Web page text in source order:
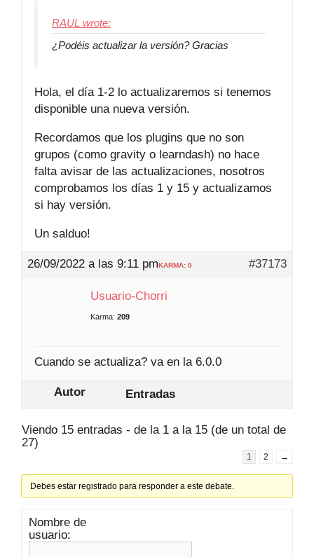
RAUL wrote:
¿Podéis actualizar la versión? Gracias
Hola, el día 1-2 lo actualizaremos si tenemos
disponible una nueva versión.
Recordamos que los plugins que no son
grupos (como gravity o learndash) no hace
falta avisar de las actualizaciones, nosotros
comprobamos los días 1 y 15 y actualizamos
si hay versión.
Un salduo!
26/09/2022 a las 9:11 pm #37173
KARMA: 0
Usuario-Chorri
Karma: 209
Cuando se actualiza? va en la 6.0.0
Autor Entradas
Viendo 15 entradas - de la 1 a la 15 (de un total de
27)
1 2 →
Debes estar registrado para responder a este debate.
Nombre de
usuario: